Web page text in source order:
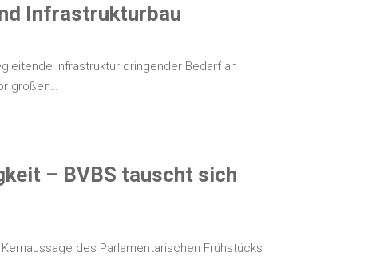
Infrastrukturbau
Infra­struk­tur drin­gen­der Bedarf an
großen…
– BVBS tauscht sich
des Par­la­men­ta­ri­schen Früh­stücks